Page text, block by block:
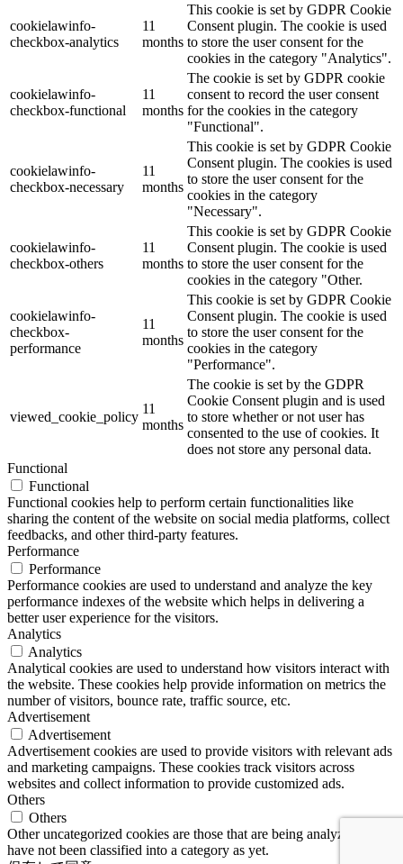
cookielawinfo-
checkbox-analytics
11
months
This cookie is set by GDPR Cookie
Consent plugin. The cookie is used
to store the user consent for the
cookies in the category "Analytics".
cookielawinfo-
checkbox-functional
11
months
The cookie is set by GDPR cookie
consent to record the user consent
for the cookies in the category
"Functional".
cookielawinfo-
checkbox-necessary
11
months
This cookie is set by GDPR Cookie
Consent plugin. The cookies is used
to store the user consent for the
cookies in the category
"Necessary".
cookielawinfo-
checkbox-others
11
months
This cookie is set by GDPR Cookie
Consent plugin. The cookie is used
to store the user consent for the
cookies in the category "Other.
cookielawinfo-
checkbox-
performance
11
months
This cookie is set by GDPR Cookie
Consent plugin. The cookie is used
to store the user consent for the
cookies in the category
"Performance".
viewed_cookie_policy
11
months
The cookie is set by the GDPR
Cookie Consent plugin and is used
to store whether or not user has
consented to the use of cookies. It
does not store any personal data.
Functional
Functional
Functional cookies help to perform certain functionalities like
sharing the content of the website on social media platforms, collect
feedbacks, and other third-party features.
Performance
Performance
Performance cookies are used to understand and analyze the key
performance indexes of the website which helps in delivering a
better user experience for the visitors.
Analytics
Analytics
Analytical cookies are used to understand how visitors interact with
the website. These cookies help provide information on metrics the
number of visitors, bounce rate, traffic source, etc.
Advertisement
Advertisement
Advertisement cookies are used to provide visitors with relevant ads
and marketing campaigns. These cookies track visitors across
websites and collect information to provide customized ads.
Others
Others
Other uncategorized cookies are those that are being analyzed and
have not been classified into a category as yet.